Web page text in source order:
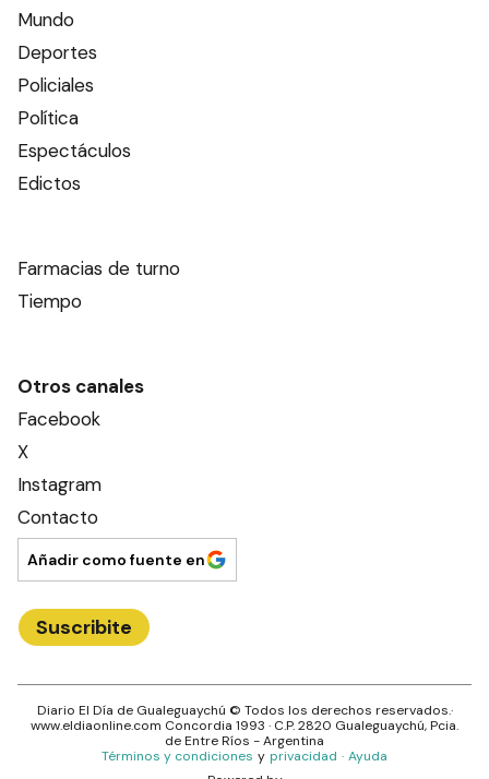
Mundo
Deportes
Policiales
Política
Espectáculos
Edictos
Farmacias de turno
Tiempo
Otros canales
Facebook
X
Instagram
Contacto
Añadir como fuente en
Suscribite
Diario El Día de Gualeguaychú © Todos los derechos reservados.·
www.eldiaonline.com Concordia 1993 · C.P.2820 Gualeguaychú, Pcia.
deEntre Ríos - Argentina
Términos y condiciones y privacidad · Ayuda